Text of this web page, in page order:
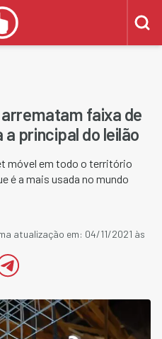
arrematam faixa de
a principal do leilão
móvel em todo o território
é a mais usada no mundo
atualização em: 04/11/2021 às